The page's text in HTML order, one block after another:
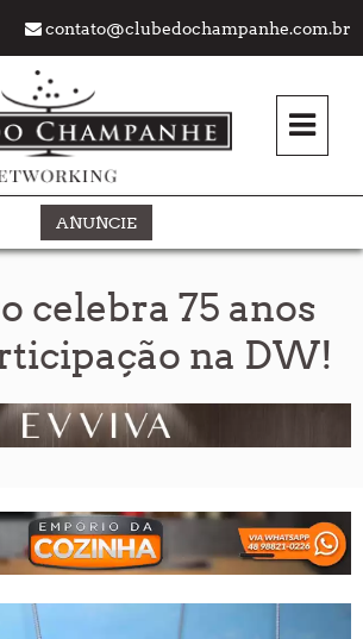
contato@clubedochampanhe.com.br
ANUNCIE
celebra 75 anos
na DW!